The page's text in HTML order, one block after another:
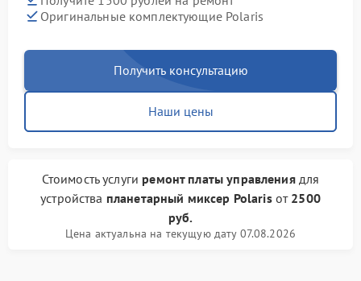
Оригинальные комплектующие Polaris
Получить консультацию
Наши цены
Стоимость услуги ремонт платы управлениядля
устройства планетарный миксер Polarisот 2500
руб.
Цена актуальна на текущую дату 07.08.2026